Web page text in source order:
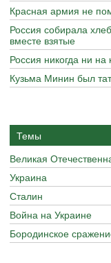
Красная армия не
Россия собирала
вместе взятые
Россия никогда ни
Кузьма Минин был
Темы
Великая
Украина
Сталин
Война на Украине
Бородинское